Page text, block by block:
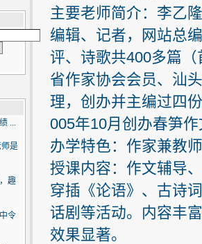
...
是
趣
令
主要老师简介：李乙
编辑、记者，网站总
评、诗歌共400多篇
省作家协会会员、汕
理，创办并主编过四
005年10月创办春笋
办学特色：作家兼教
授课内容：作文辅导
穿插《论语》、古诗
话剧等活动。内容丰
效果显著。